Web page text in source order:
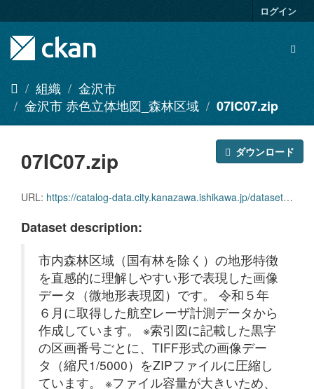
キ
ログイン
組織
金沢市
金沢市 赤色立体地図_森林区域
07IC07.zip
ダウンロード
07IC07.zip
URL: https://catalog-data.city.kanazawa.ishikawa.jp/dataset/673a9382-17ad-439b-9a75-c5c8645d2331/resource/d3e249d7-ce95-4611-9903-fdb75241f7af/download/07ic07.zip
Dataset description:
市内森林区域（国有林を除く）の地形特徴
を直感的に理解しやすい形で表現した画像
データ（微地形表現図）です。 令和５年
６月に取得した航空レーザ計測データから
作成しています。 ※索引図に記載した黒字
の区画番号ごとに、TIFF形式の画像デー
タ（縮尺1/5000）をZIPファイルに圧縮し
ています。 ※ファイル容量が大きいため、